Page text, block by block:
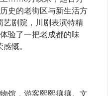
史的老街区与新生活方
艺剧院，川剧表演特精
验了一把老成都的味
慨。
，游客熙熙攘攘。文